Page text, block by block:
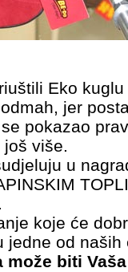
Eko
jer
pokazao
više.
u
koje će
jedne od naših
može biti